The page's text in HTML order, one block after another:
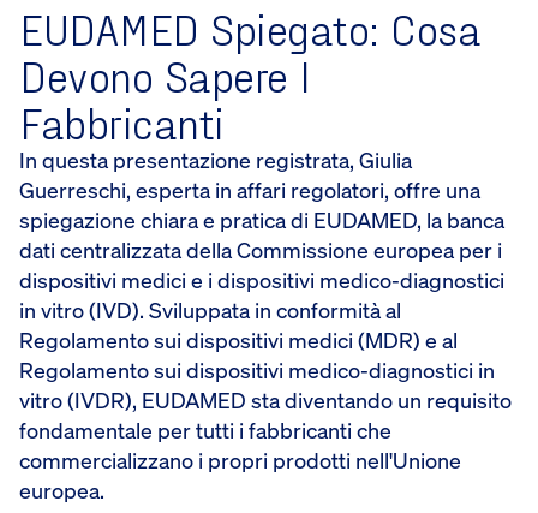
EUDAMED Spiegato: Cosa
Devono Sapere I
Fabbricanti
In questa presentazione registrata, Giulia
Guerreschi, esperta in affari regolatori, offre una
spiegazione chiara e pratica di EUDAMED, la banca
dati centralizzata della Commissione europea per i
dispositivi medici e i dispositivi medico-diagnostici
in vitro (IVD). Sviluppata in conformità al
Regolamento sui dispositivi medici (MDR) e al
Regolamento sui dispositivi medico-diagnostici in
vitro (IVDR), EUDAMED sta diventando un requisito
fondamentale per tutti i fabbricanti che
commercializzano i propri prodotti nell'Unione
europea.